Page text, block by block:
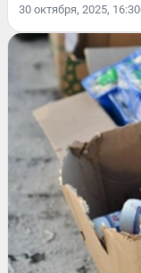
30 октября, 2025, 16:30